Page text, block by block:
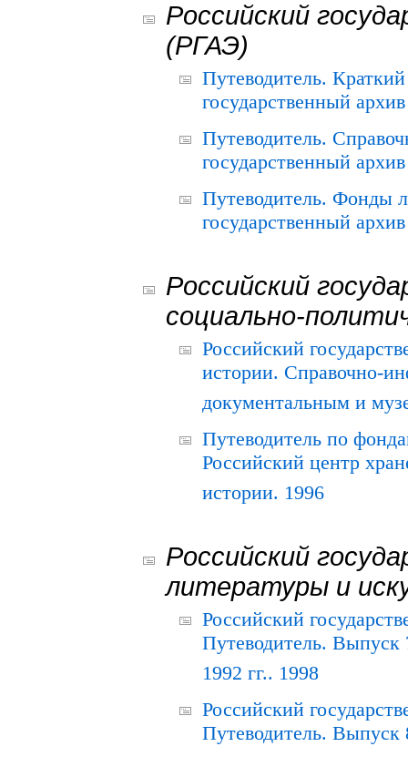
Российский
(РГАЭ)
Путеводитель.
государственный
Путеводитель.
государственный
Путеводитель. Фонды
государственный
Российский
социально-
Российский
истории. Справочно-
документальным и
Путеводитель по
Российский центр
истории. 1996
Российский
литературы и
Российский
Путеводитель.
1992 гг.. 1998
Российский
Путеводитель. Выпуск